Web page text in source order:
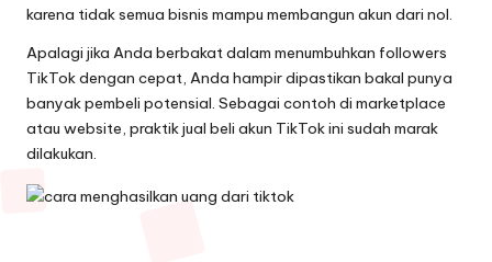
karena tidak semua bisnis mampu membangun akun dari nol.
Apalagi jika Anda berbakat dalam menumbuhkan followers
TikTok dengan cepat, Anda hampir dipastikan bakal punya
banyak pembeli potensial. Sebagai contoh di marketplace
atau website, praktik jual beli akun TikTok ini sudah marak
dilakukan.